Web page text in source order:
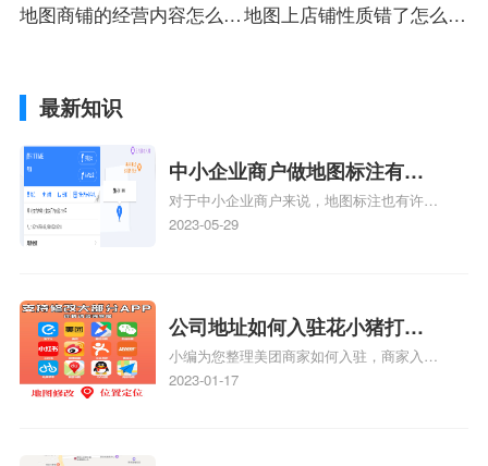
店
地图商铺的经营内容怎么修地图上店铺性质错了怎么改
最新知识
中小企业商户做地图标注有什
么好处
对于中小企业商户来说，地图标注也有许多
好处，包括：提高可见性和曝光率：通过在
位置，增加商户被发现的机会。方便客户导
航：地图标注可以帮助客户更容易地找到商
户的实际位置。特别是对于新客户或不熟悉
该地区的客户来说，地图标注可以提供明确
2023-05-29
公司地址如何入驻花小猪打车
地图标记？指路人地图标注服
务中心铺如何入驻花小猪打车
小编为您整理美团商家如何入驻，商家入驻
教程、商家如何入驻地图、如何入驻地:、
2023-01-17